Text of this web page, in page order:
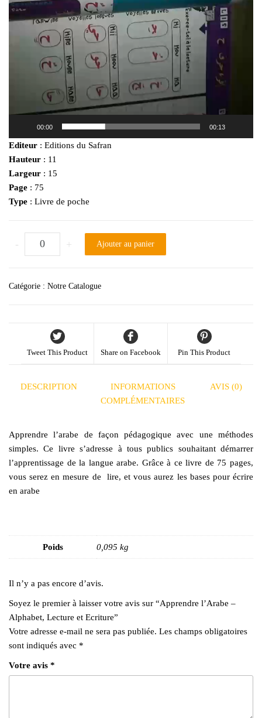
00:00 00:13
Editeur : Editions du Safran
Hauteur : 11
Largeur : 15
Page : 75
Type : Livre de poche
- quantité de Apprendre l'Arabe - Alphabet, Lecture et Ecriture
+ Ajouter au panier
Catégorie : Notre Catalogue
Tweet This Product Share on Facebook Pin This Product
DESCRIPTION
INFORMATIONS
COMPLÉMENTAIRES
AVIS (0)
Apprendre l’arabe de façon pédagogique avec une méthodes
simples. Ce livre s’adresse à tous publics souhaitant démarrer
l’apprentissage de la langue arabe. Grâce à ce livre de 75 pages,
vous serez en mesure de lire, et vous aurez les bases pour écrire
en arabe
Poids 0,095 kg
Il n’y a pas encore d’avis.
Soyez le premier à laisser votre avis sur “Apprendre l’Arabe –
Alphabet, Lecture et Ecriture”
Votre adresse e-mail ne sera pas publiée. Les champs obligatoires
sont indiqués avec *
Votre avis *